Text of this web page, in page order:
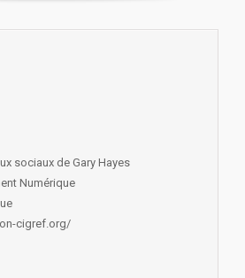
sociaux de Gary Hayes
Numérique
cigref.org/